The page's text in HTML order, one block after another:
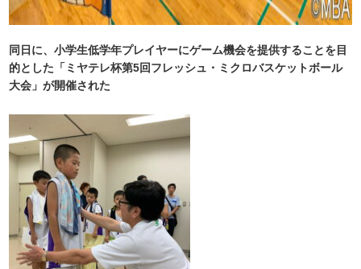
同日に、小学生低学年プレイヤーにゲーム機会を提供することを目
的とした「ミヤテレ杯第5回フレッシュ・ミクロバスケットボール
大会」が開催された